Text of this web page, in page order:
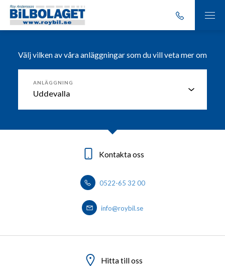
Välj vilken av våra anläggningar som du vill veta mer om
ANLÄGGNING
Kontakta oss
0522-65 32 00
info@roybil.se
Hitta till oss
Kontakta oss
0570-727400
info@roybil.se
Hitta till oss
Kontakta oss
0530 - 444 40
info@roybil.se
Hitta till oss
Kontakta oss
0303-20 86 00
info@roybil.se
Hitta till oss